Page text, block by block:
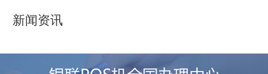
新闻资讯